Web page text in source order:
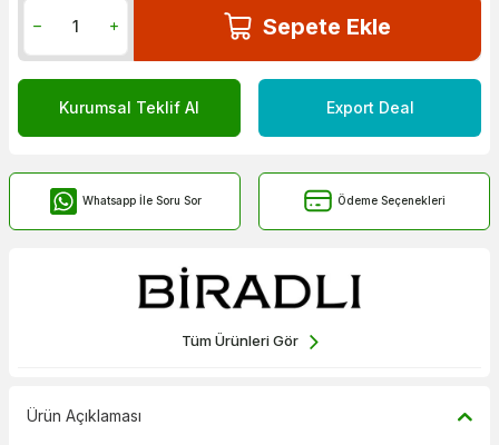
Sepete Ekle
Kurumsal Teklif Al Export Deal
Whatsapp İle Soru Sor Ödeme Seçenekleri
Tüm Ürünleri Gör
Ürün Açıklaması